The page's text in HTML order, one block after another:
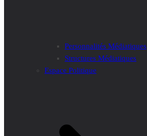
Personnalités Médiatiques
Structures Médiatiques
Espace Politique